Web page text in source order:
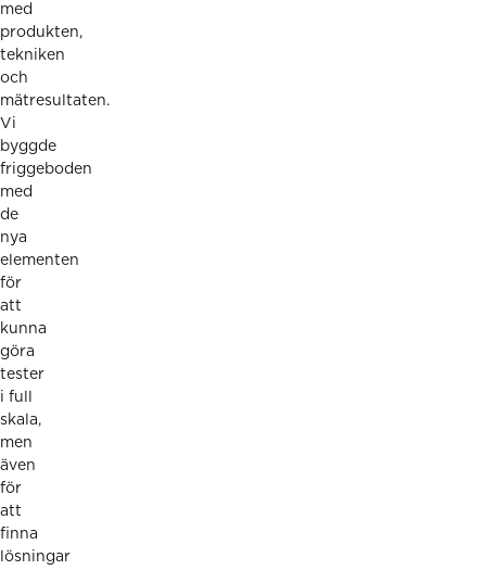
med
produkten,
tekniken
och
mätresultaten.
Vi
byggde
friggeboden
med
de
nya
elementen
för
att
kunna
göra
tester
i full
skala,
men
även
för
att
finna
lösningar